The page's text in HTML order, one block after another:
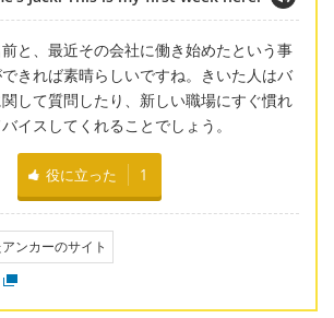
と、最近その会社に働き始めたという事
きれば素晴らしいですね。きいた人はバ
して質問したり、新しい職場にすぐ慣れ
イスしてくれることでしょう。
役に立った 1
ンカーのサイト